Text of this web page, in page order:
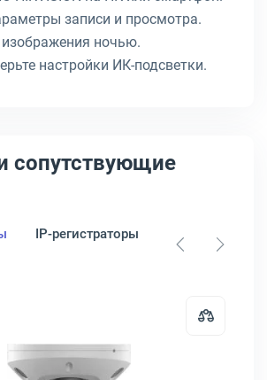
записи и просмотра.
изображения ночью.
настройки ИК-подсветки.
сопутствующие
IP-регистраторы